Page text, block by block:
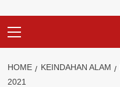
Menu
HOME KEINDAHAN ALAM
2021